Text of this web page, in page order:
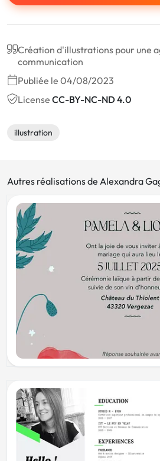
Création d'illustrations pour une
communication
Publiée le 04/08/2023
License CC-BY-NC-ND 4.0
illustration
Autres réalisations de Alexandra